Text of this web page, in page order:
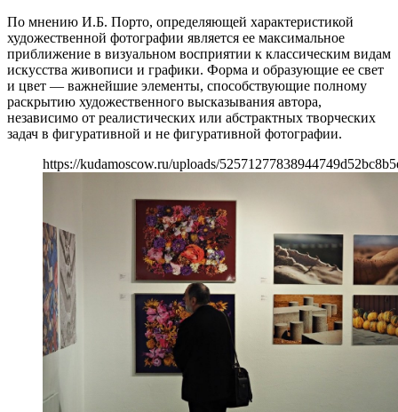
По мнению И.Б. Порто, определяющей характеристикой
художественной фотографии является ее максимальное
приближение в визуальном восприятии к классическим видам
искусства живописи и графики. Форма и образующие ее свет
и цвет — важнейшие элементы, способствующие полному
раскрытию художественного высказывания автора,
независимо от реалистических или абстрактных творческих
задач в фигуративной и не фигуративной фотографии.
https://kudamoscow.ru/uploads/